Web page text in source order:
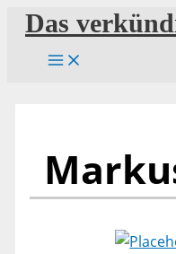
Zum
Inhalt
springen
Das